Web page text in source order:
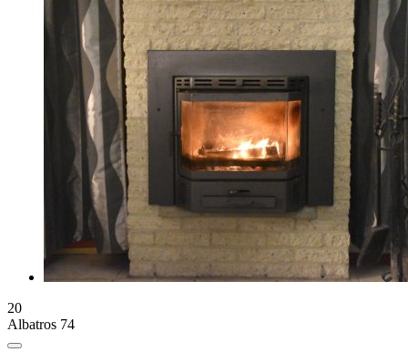
20
Albatros 74